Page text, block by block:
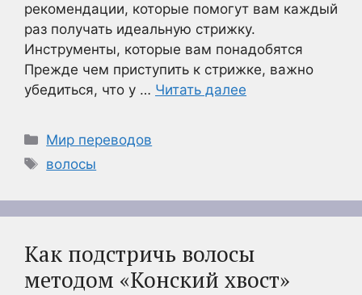
рекомендации, которые помогут вам каждый
раз получать идеальную стрижку.
Инструменты, которые вам понадобятся
Прежде чем приступить к стрижке, важно
убедиться, что у … Читать далее
Рубрики
Мир переводов
Метки
волосы
Как подстричь волосы
методом «Конский хвост»